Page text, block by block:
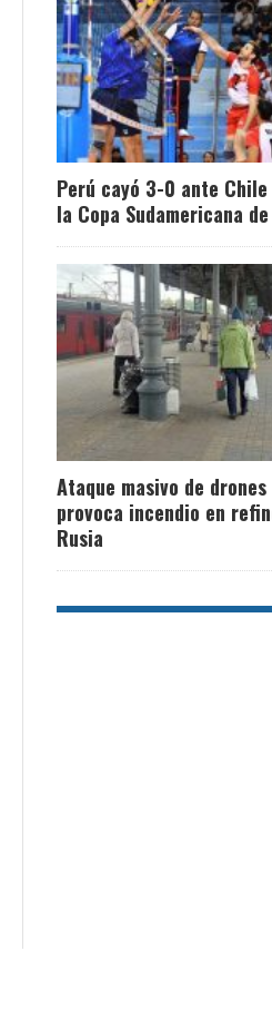
Perú cayó 3-0 ante
la Copa Sudamericana
Ataque masivo de
provoca incendio en
Rusia